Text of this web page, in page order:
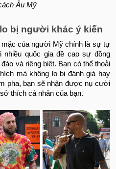
Âu Mỹ
bị người khác ý kiến
của người Mỹ chính là sự tự
quốc gia đề cao sự đồng
và riêng biệt. Bạn có thể thoải
mà không lo bị đánh giá hay
pha, bạn sẽ nhận được nụ cười
thích cá nhân của bạn.